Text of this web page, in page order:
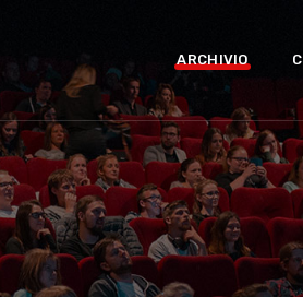
ARCHIVIO